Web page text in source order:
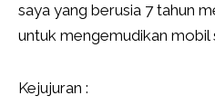
saya yang berusia 7 tahun
untuk mengemudikan mobil
Kejujuran :